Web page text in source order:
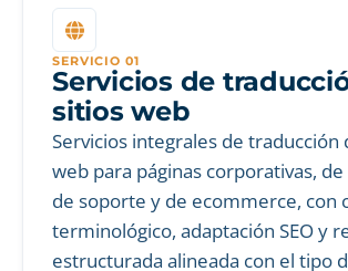
SERVICIO 01
Servicios de
sitios web
Servicios integrales de traducción
web para páginas corporativas,
de soporte y de ecommerce, con
terminológico, adaptación SEO y
estructurada alineada con el tipo